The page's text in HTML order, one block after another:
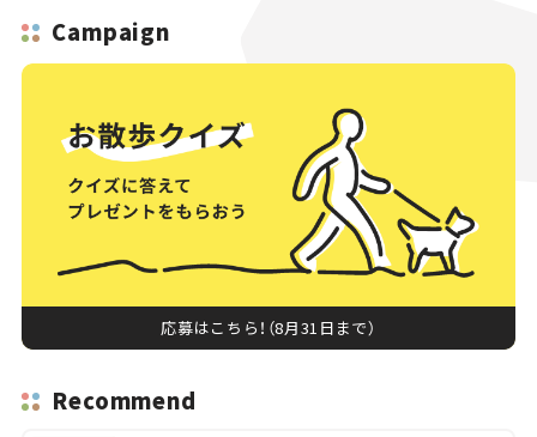
Campaign
応募はこちら！（8月31日まで）
Recommend